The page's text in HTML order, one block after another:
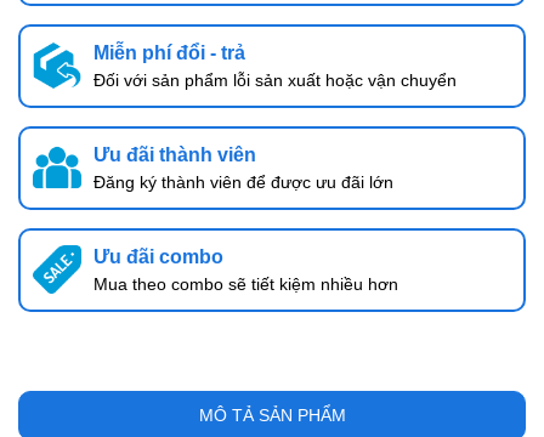
Miễn phí đổi - trả
Đối với sản phẩm lỗi sản xuất hoặc vận chuyển
Ưu đãi thành viên
Đăng ký thành viên để được ưu đãi lớn
Ưu đãi combo
Mua theo combo sẽ tiết kiệm nhiều hơn
MÔ TẢ SẢN PHẨM